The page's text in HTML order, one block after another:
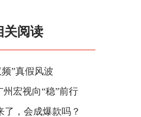
关阅读
”真假风波
州宏视向“稳”前行
了，会成爆款吗？